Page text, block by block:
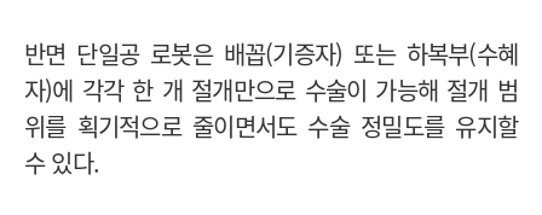
반면 단일공 로봇은 배꼽(기증자) 또는 하복부(수혜
자)에 각각 한 개 절개만으로 수술이 가능해 절개 범
위를 획기적으로 줄이면서도 수술 정밀도를 유지할
수 있다.